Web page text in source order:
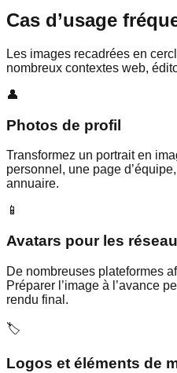
Cas d’usage
Les images recadrées en
nombreux contextes web,
👤
Photos de profil
Transformez un portrait en
personnel, une page
annuaire.
📱
Avatars pour les
De nombreuses plateformes
Préparer l’image à l’avance
rendu final.
🏷️
Logos et éléments de